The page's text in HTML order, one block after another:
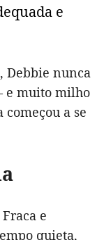
e
Debbie nunca
e muito milho
a se
e
quieta,